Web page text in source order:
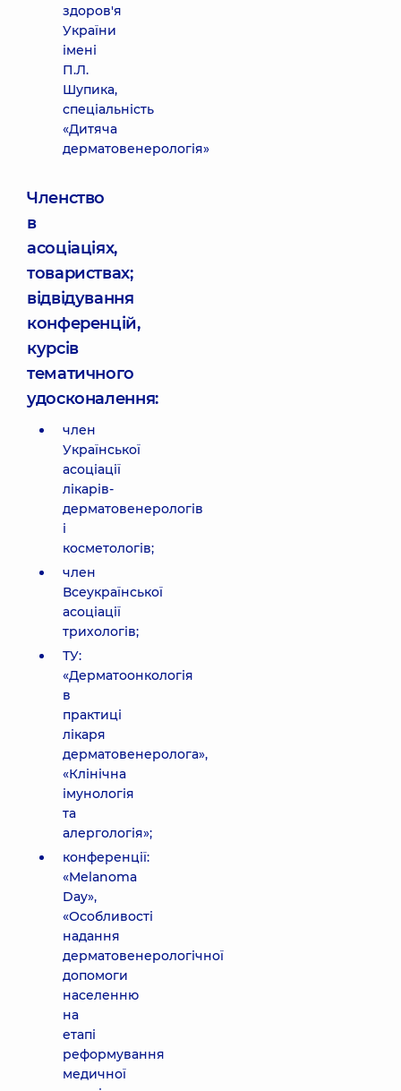
здоров'я
України
імені
П.Л.
Шупика,
спеціальність
«Дитяча
дерматовенерологія»
Членство
в
асоціаціях,
товариствах;
відвідування
конференцій,
курсів
тематичного
удосконалення:
член
Української
асоціації
лікарів-
дерматовенерологів
і
косметологів;
член
Всеукраїнської
асоціації
трихологів;
ТУ:
«Дерматоонкологія
в
практиці
лікаря
дерматовенеролога»,
«Клінічна
імунологія
та
алергологія»;
конференції:
«Melanoma
Day»,
«Особливості
надання
дерматовенерологічної
допомоги
населенню
на
етапі
реформування
медичної